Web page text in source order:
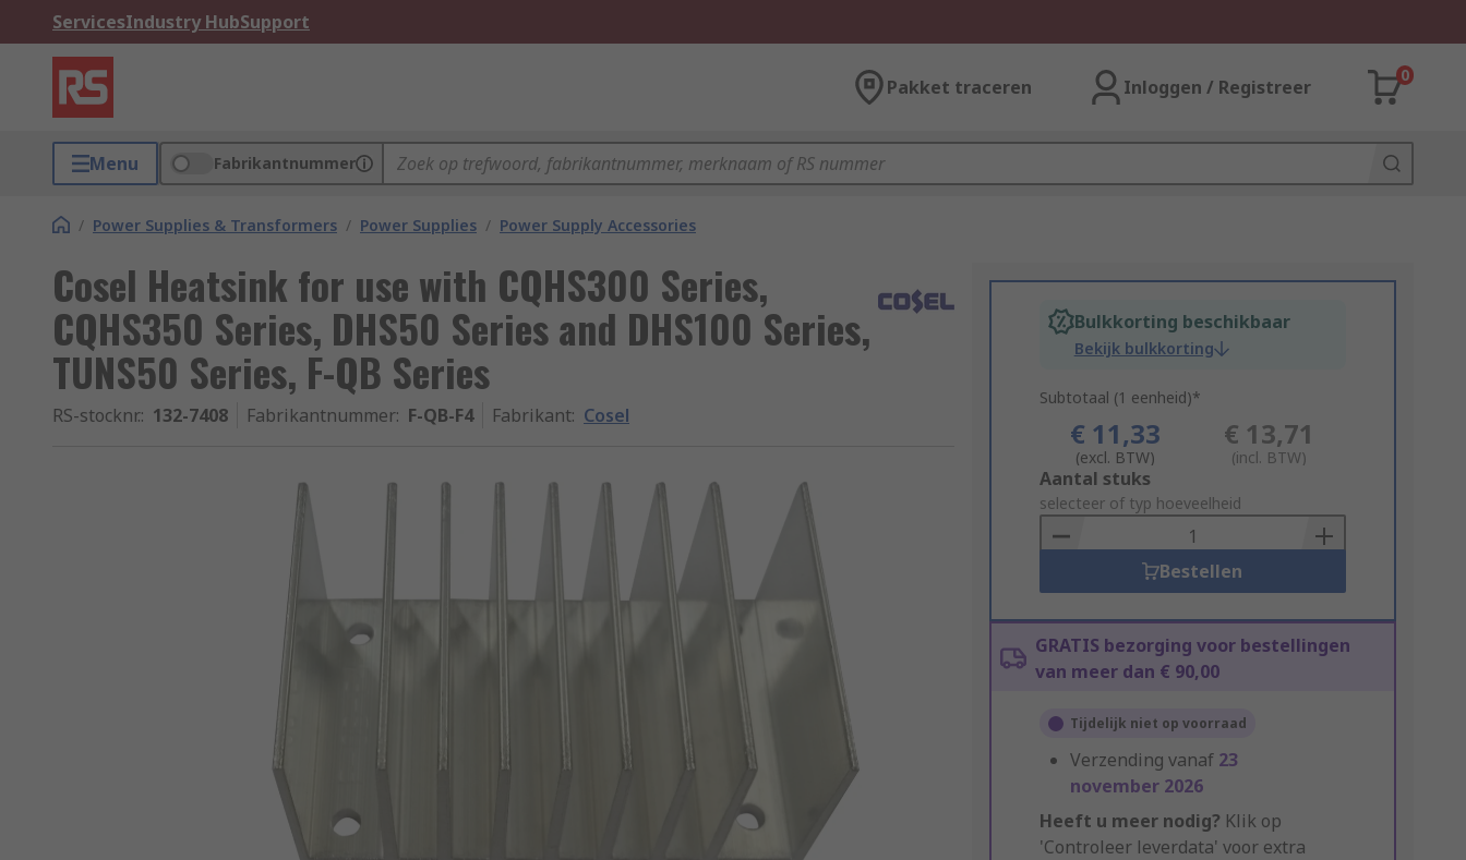
ServicesIndustry HubSupport
Pakket traceren Inloggen / Registreer
0
Menu Fabrikantnummer
/ Power Supplies & Transformers / Power Supplies / Power Supply Accessories
Cosel Heatsink for use with CQHS300 Series,
CQHS350 Series, DHS50 Series and DHS100 Series,
TUNS50 Series, F-QB Series
RS-stocknr.: 132-7408 Fabrikantnummer: F-QB-F4 Fabrikant: Cosel
Bulkkorting beschikbaar
Bekijk bulkkorting
Subtotaal (1 eenheid)*
€ 11,33
(excl. BTW)
€ 13,71
(incl. BTW)
Add
to
Basket
Aantal stuks
selecteer of typ hoeveelheid
Bestellen
GRATIS bezorging voor bestellingen
van meer dan € 90,00
Tijdelijk niet op voorraad
Verzending vanaf 23
november 2026
Heeft u meer nodig? Klik op
'Controleer leverdata' voor extra